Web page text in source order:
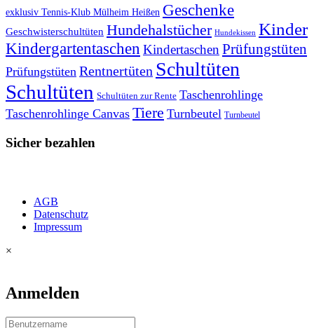
exklusiv Tennis-Klub Mülheim Heißen Geschenke
Geschwisterschultüten Hundehalstücher Hundekissen Kinder
Kindergartentaschen Kindertaschen Prüfungstüten
Prüfungstüten Rentnertüten Schultüten
Schultüten Schultüten zur Rente Taschenrohlinge
Taschenrohlinge Canvas Tiere Turnbeutel Turnbeutel
Sicher bezahlen
AGB
Datenschutz
Impressum
×
Anmelden